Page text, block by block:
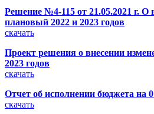
Решение №4-115 от 21.05.2021 г. О
плановый 2022 и 2023 годов
скачать
Проект решения о внесении
2023 годов
скачать
Отчет об исполнении бюджета на
скачать